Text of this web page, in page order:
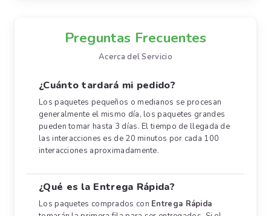
Preguntas Frecuentes
Acerca del Servicio
¿Cuánto tardará mi pedido?
Los paquetes pequeños o medianos se procesan
generalmente el mismo día, los paquetes grandes
pueden tomar hasta 3 días. El tiempo de llegada de
las interacciones es de 20 minutos por cada 100
interacciones aproximadamente.
¿Qué es la Entrega Rápida?
Los paquetes comprados con Entrega Rápida